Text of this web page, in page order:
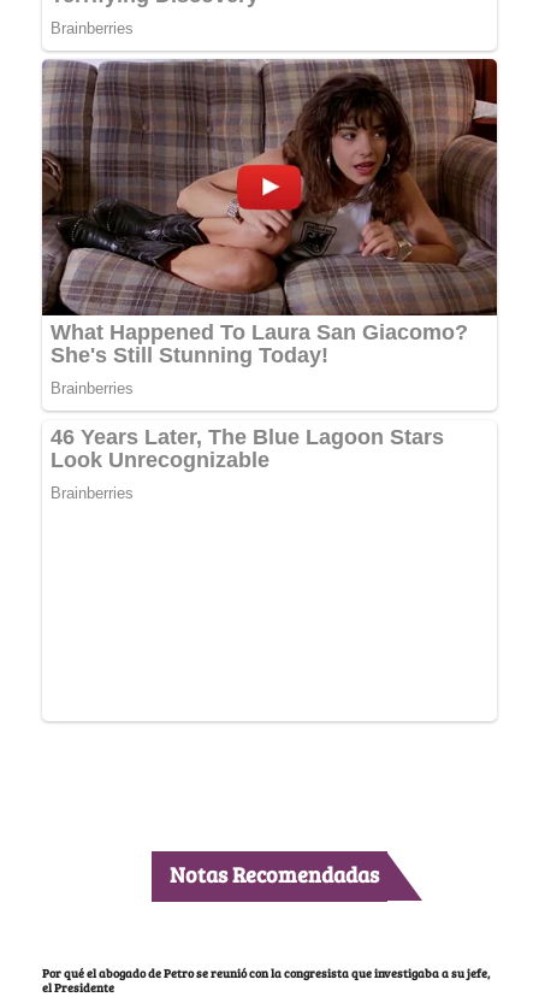
Notas Recomendadas
Por qué el abogado de Petro se reunió con la congresista que investigaba a su jefe,
el Presidente